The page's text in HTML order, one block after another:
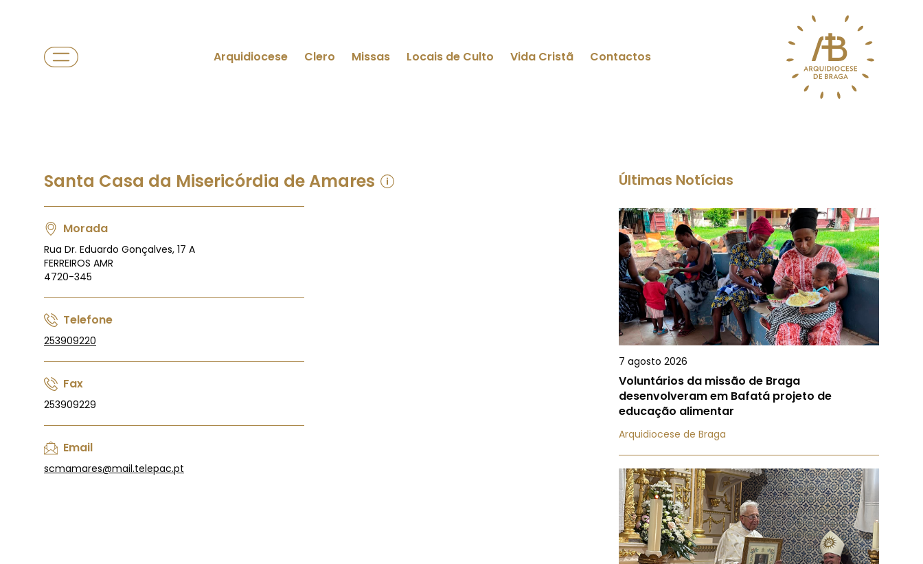
Arquidiocese Clero Missas Locais de Culto Vida Cristã Contactos
Santa Casa da Misericórdia de Amares
Morada
Rua Dr. Eduardo Gonçalves, 17 A
FERREIROS AMR
4720-345
Telefone
253909220
Fax
253909229
Email
scmamares@mail.telepac.pt
Últimas Notícias
7 agosto 2026
Voluntários da missão de Braga
desenvolveram em Bafatá projeto de
educação alimentar
Arquidiocese de Braga